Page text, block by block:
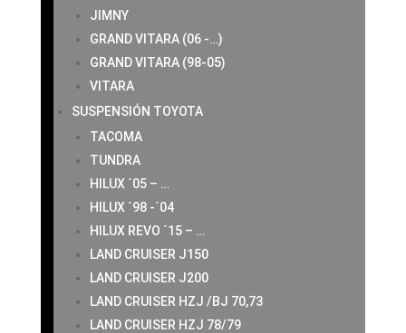
JIMNY
GRAND VITARA (06 -…)
GRAND VITARA (98-05)
VITARA
SUSPENSIÓN TOYOTA
TACOMA
TUNDRA
HILUX ´05 – …
HILUX ´98 -´04
HILUX REVO ´15 – …
LAND CRUISER J150
LAND CRUISER J200
LAND CRUISER HZJ /BJ 70,73
LAND CRUISER HZJ 78/79